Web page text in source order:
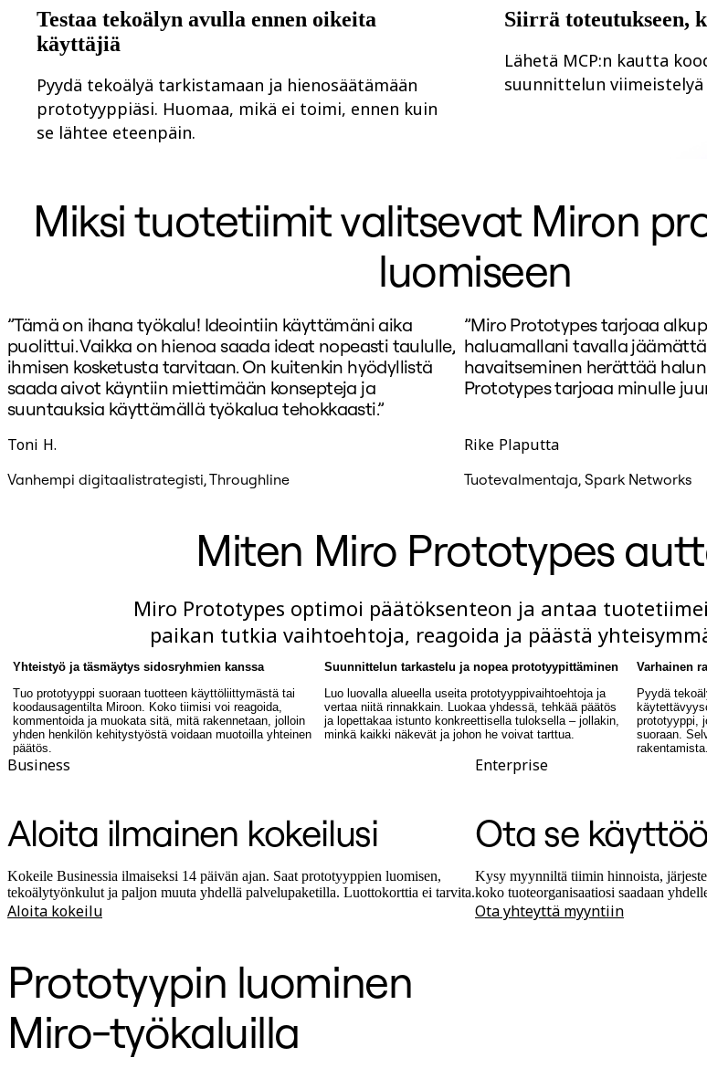
Ohjekeskus
Tapahtumat
Yhteisö
Kumppanit ja palvelut
Miron asiantuntijapalvelut
Ratkaisukumppanit
Hinnat
Testaa tekoälyn avulla ennen oikeita
käyttäjiä
Pyydä tekoälyä tarkistamaan ja hienosäätämään
prototyyppiäsi. Huomaa, mikä ei toimi, ennen kuin
se lähtee eteenpäin.
Siirrä toteutukseen,
Lähetä MCP:n kautta
suunnittelun viimeistelyä
Miksi tuotetiimit valitsevat Miron
luomiseen
”Tämä on ihana työkalu! Ideointiin käyttämäni aika
puolittui. Vaikka on hienoa saada ideat nopeasti taululle,
ihmisen kosketusta tarvitaan. On kuitenkin hyödyllistä
saada aivot käyntiin miettimään konsepteja ja
suuntauksia käyttämällä työkalua tehokkaasti.”
Toni H.
Vanhempi digitaalistrategisti, Throughline
”Miro Prototypes tarjoaa
haluamallani tavalla jäämättä
havaitseminen herättää
Prototypes tarjoaa minulle
Rike Plaputta
Tuotevalmentaja, Spark Networks
Miten Miro Prototypes
Miro Prototypes optimoi päätöksenteon ja antaa
paikan tutkia vaihtoehtoja, reagoida ja päästä
Yhteistyö ja täsmäytys sidosryhmien kanssa
Tuo prototyyppi suoraan tuotteen käyttöliittymästä tai
koodausagentilta Miroon. Koko tiimisi voi reagoida,
kommentoida ja muokata sitä, mitä rakennetaan, jolloin
yhden henkilön kehitystyöstä voidaan muotoilla yhteinen
päätös.
Suunnittelun tarkastelu ja nopea prototyypittäminen
Luo luovalla alueella useita prototyyppivaihtoehtoja ja
vertaa niitä rinnakkain. Luokaa yhdessä, tehkää päätös
ja lopettakaa istunto konkreettisella tuloksella – jollakin,
minkä kaikki näkevät ja johon he voivat tarttua.
Varhainen
Pyydä
prototyyppi,
suoraan.
rakentamista.
Business
Aloita ilmainen kokeilusi
Kokeile Businessia ilmaiseksi 14 päivän ajan. Saat prototyyppien luomisen,
tekoälytyönkulut ja paljon muuta yhdellä palvelupaketilla. Luottokorttia ei tarvita.
Aloita kokeilu
Enterprise
Ota se
Kysy myynniltä tiimin hinnoista,
koko tuoteorganisaatiosi saadaan
Ota yhteyttä myyntiin
Prototyypin luominen
Miro-työkaluilla